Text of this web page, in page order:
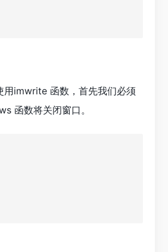
用imwrite 函数，首先我们必须
函数将关闭窗口。